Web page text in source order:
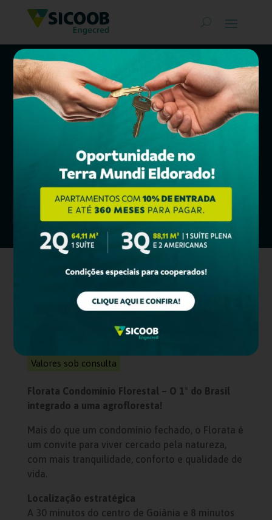
Classificados
SICOOB ENGECRED
COMPRAR, MORAR, INVESTIR
Confira nossos Bens à Venda e
financie em até360 meses*!
Lotes no Florata
Condomínio Florestal
Valores sob consulta
Florata Condomínio Florestal – O 1° do Brasil
integrado a uma agrofloresta!
Mais do que um condomínio fechado, o Florata é
um convite para viver cercado pela natureza,
com mais tranquilidade, conforto e qualidade de
vida.
Localização estratégica
A 30 minutos do centro de Goiânia e 8 minutos